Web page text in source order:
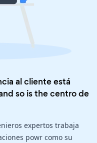
al cliente está
so is thecentro de
expertos trabaja
powr como su